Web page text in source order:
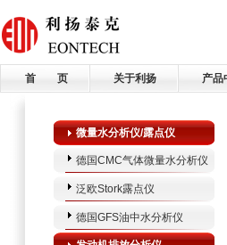
首 页 关于利扬 产品
微量水分析仪/露点仪
德国CMC气体微量水分析仪
泛欧Stork露点仪
德国GFS油中水分析仪